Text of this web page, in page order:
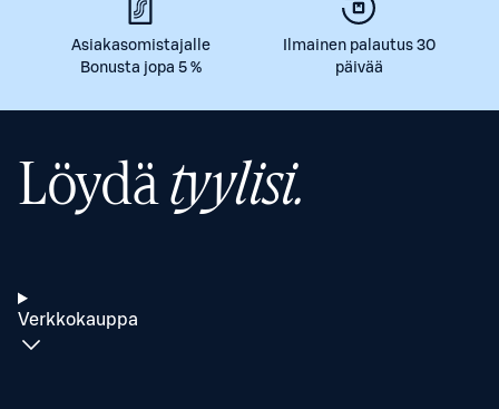
Asiakasomistajalle
Bonusta jopa 5 %
Ilmainen palautus 30
päivää
Löydätyylisi.
Verkkokauppa